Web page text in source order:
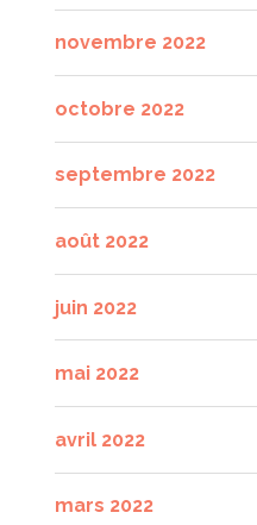
novembre 2022
octobre 2022
septembre 2022
août 2022
juin 2022
mai 2022
avril 2022
mars 2022